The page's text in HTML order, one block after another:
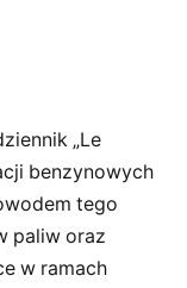
„Le
benzynowych
tego
paliw oraz
w ramach